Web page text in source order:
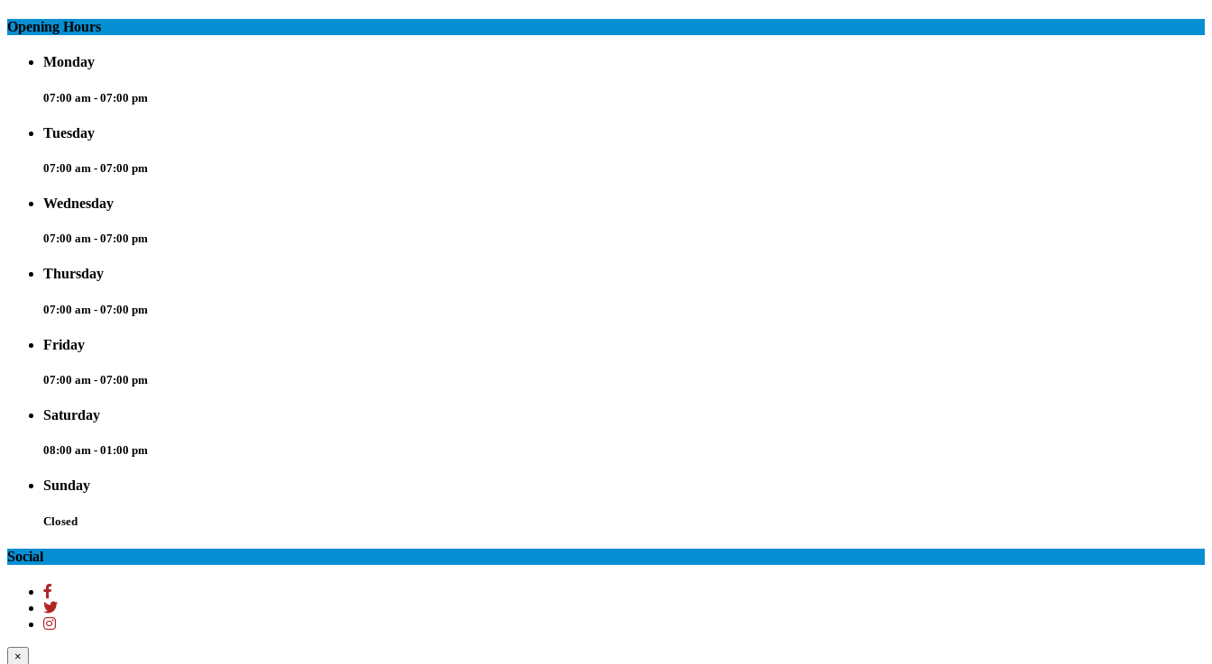
Opening Hours
Monday
07:00 am - 07:00 pm
Tuesday
07:00 am - 07:00 pm
Wednesday
07:00 am - 07:00 pm
Thursday
07:00 am - 07:00 pm
Friday
07:00 am - 07:00 pm
Saturday
08:00 am - 01:00 pm
Sunday
Closed
Social
×